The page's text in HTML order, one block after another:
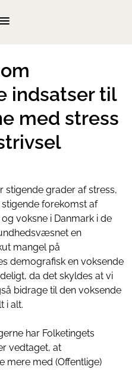
indsatser til
med stress
stigende grader af stress,
forekomst af
voksne i Danmark i de
en
mangel på
demografisk en voksende
da det skyldes at vi
bidrage til den voksende
i alt.
har Folketingets
vedtaget, at
mere med (Offentlige)